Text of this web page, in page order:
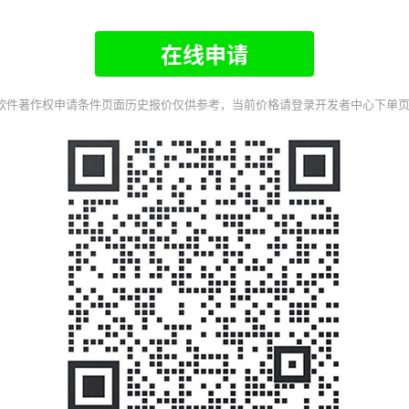
在线申请
件著作权申请条件页面历史报价仅供参考，当前价格请登录开发者中心下单页